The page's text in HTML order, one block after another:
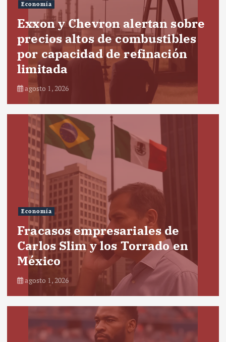
Economía
Exxon y Chevron alertan sobre
precios altos de combustibles
por capacidad de refinación
limitada
agosto 1, 2026
Economía
Fracasos empresariales de
Carlos Slim y los Torrado en
México
agosto 1, 2026